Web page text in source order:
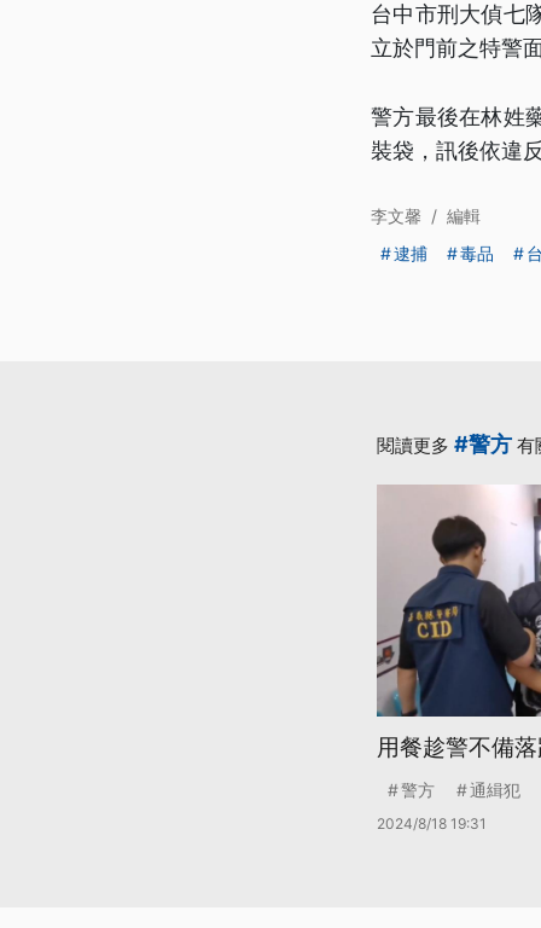
台中市刑大偵七
立於門前之特警
警方最後在林姓
裝袋，訊後依違
李文馨 / 編輯
逮捕
毒品
閱讀更多 #警方 有
用餐趁警不備
警方 通緝犯
2024/8/18 19:31